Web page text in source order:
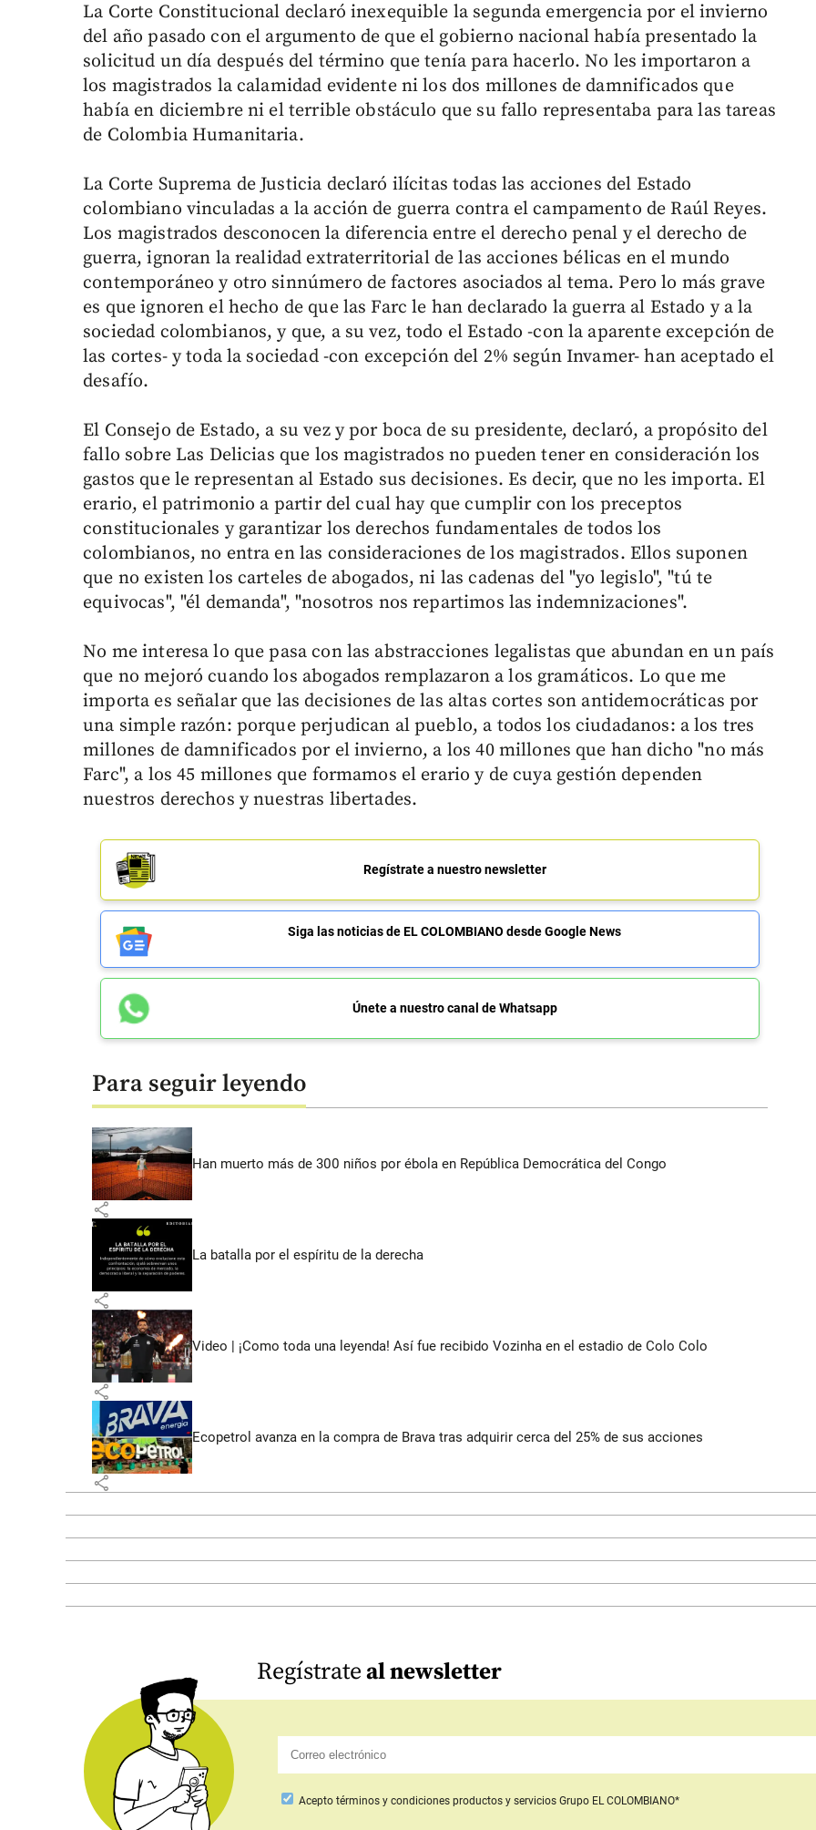
La Corte Constitucional declaró inexequible la segunda emergencia por el invierno
del año pasado con el argumento de que el gobierno nacional había presentado la
solicitud un día después del término que tenía para hacerlo. No les importaron a
los magistrados la calamidad evidente ni los dos millones de damnificados que
había en diciembre ni el terrible obstáculo que su fallo representaba para las tareas
de Colombia Humanitaria.
La Corte Suprema de Justicia declaró ilícitas todas las acciones del Estado
colombiano vinculadas a la acción de guerra contra el campamento de Raúl Reyes.
Los magistrados desconocen la diferencia entre el derecho penal y el derecho de
guerra, ignoran la realidad extraterritorial de las acciones bélicas en el mundo
contemporáneo y otro sinnúmero de factores asociados al tema. Pero lo más grave
es que ignoren el hecho de que las Farc le han declarado la guerra al Estado y a la
sociedad colombianos, y que, a su vez, todo el Estado -con la aparente excepción de
las cortes- y toda la sociedad -con excepción del 2% según Invamer- han aceptado el
desafío.
El Consejo de Estado, a su vez y por boca de su presidente, declaró, a propósito del
fallo sobre Las Delicias que los magistrados no pueden tener en consideración los
gastos que le representan al Estado sus decisiones. Es decir, que no les importa. El
erario, el patrimonio a partir del cual hay que cumplir con los preceptos
constitucionales y garantizar los derechos fundamentales de todos los
colombianos, no entra en las consideraciones de los magistrados. Ellos suponen
que no existen los carteles de abogados, ni las cadenas del "yo legislo", "tú te
equivocas", "él demanda", "nosotros nos repartimos las indemnizaciones".
No me interesa lo que pasa con las abstracciones legalistas que abundan en un país
que no mejoró cuando los abogados remplazaron a los gramáticos. Lo que me
importa es señalar que las decisiones de las altas cortes son antidemocráticas por
una simple razón: porque perjudican al pueblo, a todos los ciudadanos: a los tres
millones de damnificados por el invierno, a los 40 millones que han dicho "no más
Farc", a los 45 millones que formamos el erario y de cuya gestión dependen
nuestros derechos y nuestras libertades.
Regístrate a nuestro newsletter
Siga las noticias de EL COLOMBIANO desde Google News
Únete a nuestro canal de Whatsapp
Para seguir leyendo
Han muerto más de 300 niños por ébola en República Democrática del Congo
share
La batalla por el espíritu de la derecha
share
Video | ¡Como toda una leyenda! Así fue recibido Vozinha en el estadio de Colo Colo
share
Ecopetrol avanza en la compra de Brava tras adquirir cerca del 25% de sus acciones
share
Regístrateal newsletter
Acepto términos y condiciones productos y servicios Grupo EL COLOMBIANO*